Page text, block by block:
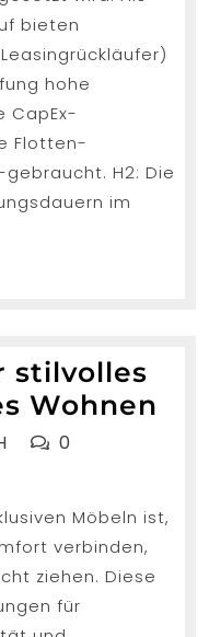
bieten
hohe
CapEx-
Flotten-
H2: Die
im
stilvolles
Wohnen
ASH
0
Möbeln ist,
verbinden,
ziehen. Diese
für